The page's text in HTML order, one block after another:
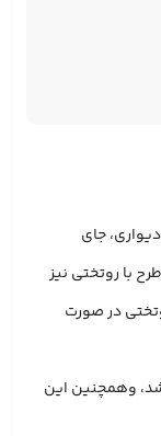
دیواری، جای
با روتختی نیز
در صورت
وهمچنین این